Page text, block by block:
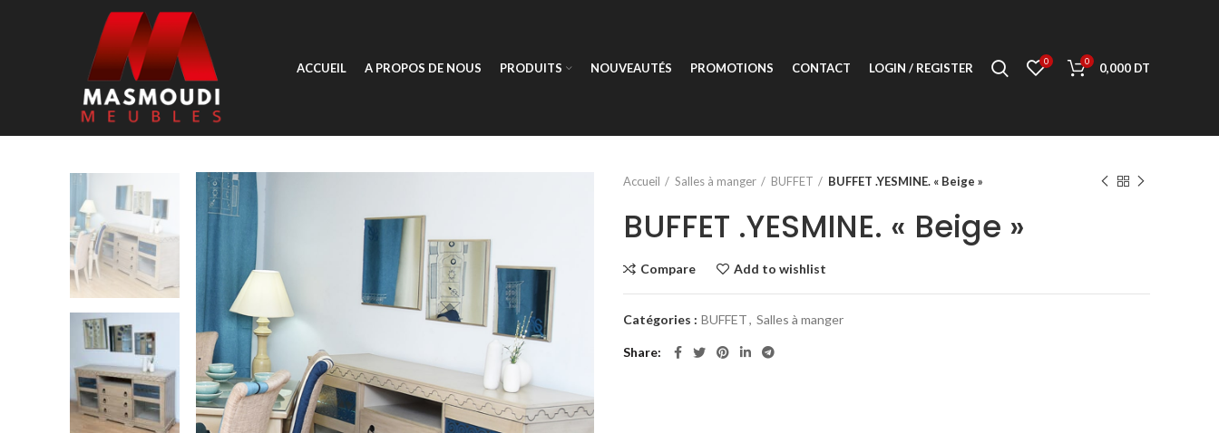
ACCUEIL A PROPOS DE NOUS PRODUITS NOUVEAUTÉS PROMOTIONS CONTACT LOGIN / REGISTER 0 0 0,000 DT
Accueil Salles à manger BUFFET BUFFET .YESMINE. « Beige »
BUFFET .YESMINE. « Beige »
Compare Add to wishlist
Catégories : BUFFET, Salles à manger
Share